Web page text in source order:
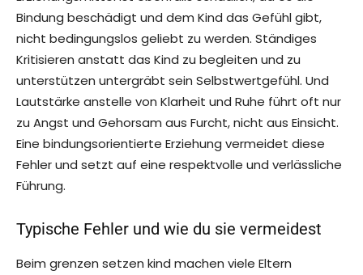
Bindung beschädigt und dem Kind das Gefühl gibt,
nicht bedingungslos geliebt zu werden. Ständiges
Kritisieren anstatt das Kind zu begleiten und zu
unterstützen untergräbt sein Selbstwertgefühl. Und
Lautstärke anstelle von Klarheit und Ruhe führt oft nur
zu Angst und Gehorsam aus Furcht, nicht aus Einsicht.
Eine bindungsorientierte Erziehung vermeidet diese
Fehler und setzt auf eine respektvolle und verlässliche
Führung.
Typische Fehler und wie du sie vermeidest
Beim grenzen setzen kind machen viele Eltern